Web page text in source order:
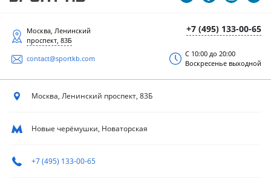
+7 (495) 133-00-65
Москва, Ленинский
проспект, 83Б
contact@sportkb.com
С 10:00 до 20:00
Воскресенье выходной
Москва, Ленинский проспект, 83Б
Новые черёмушки, Новаторская
+7 (495) 133-00-65